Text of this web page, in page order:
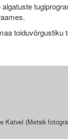
toiduvõrgustiku
Katvel (Metsik